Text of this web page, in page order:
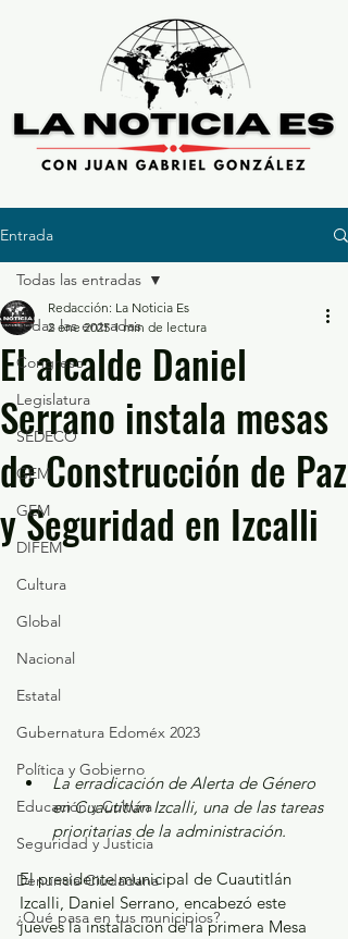
Entrada
Todas las entradas
Congreso
Legislatura
SEDECO
GEM
GEM
DIFEM
Cultura
Global
Nacional
Estatal
Gubernatura Edoméx 2023
Política y Gobierno
Educación y Cultura
Seguridad y Justicia
Denuncia Ciudadana
¿Qué pasa en tus municipios?
Todas las entradas
El alcalde Daniel
Serrano instala mesas
de Construcción de Paz
y Seguridad en Izcalli
Redacción: La Noticia Es
2 ene 2025 1 min de lectura
La erradicación de Alerta de Género
en Cuautitlán Izcalli, una de las tareas
prioritarias de la administración.
El presidente municipal de Cuautitlán
Izcalli, Daniel Serrano, encabezó este
jueves la instalación de la primera Mesa